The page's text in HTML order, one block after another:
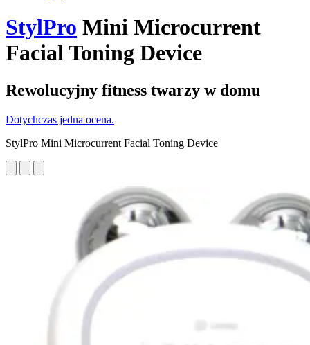
StylPro Mini Microcurrent
Facial Toning Device
Rewolucyjny fitness twarzy w domu
Dotychczas jedna ocena.
StylPro Mini Microcurrent Facial Toning Device